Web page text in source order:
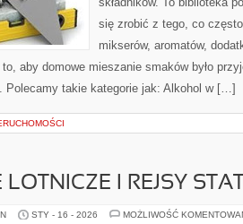
się zrobić z tego, co
mikserów, aromatów,
to, aby domowe mieszanie smaków było
Polecamy takie kategorie jak: Alkohol w […]
LOTNICZE I REJSY
STY - 16 - 2026 MOŻLIWOŚĆ